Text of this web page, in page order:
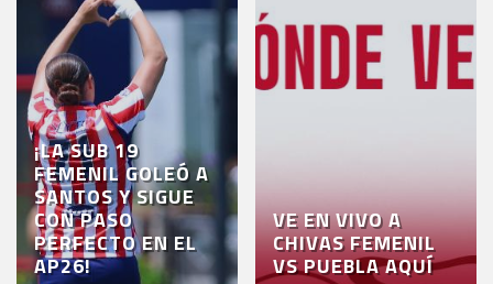
¡LA SUB 19
FEMENIL GOLEÓ A
SANTOS Y SIGUE
CON PASO
PERFECTO EN EL
AP26!
VE EN VIVO A
CHIVAS FEMENIL
VS PUEBLA AQUÍ